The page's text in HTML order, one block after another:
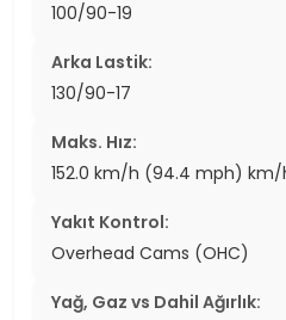
100/90-19
Arka Lastik:
130/90-17
Maks. Hız:
152.0 km/h (94.4 mph) km/
Yakıt Kontrol:
Overhead Cams (OHC)
Yağ, Gaz vs Dahil Ağırlık: